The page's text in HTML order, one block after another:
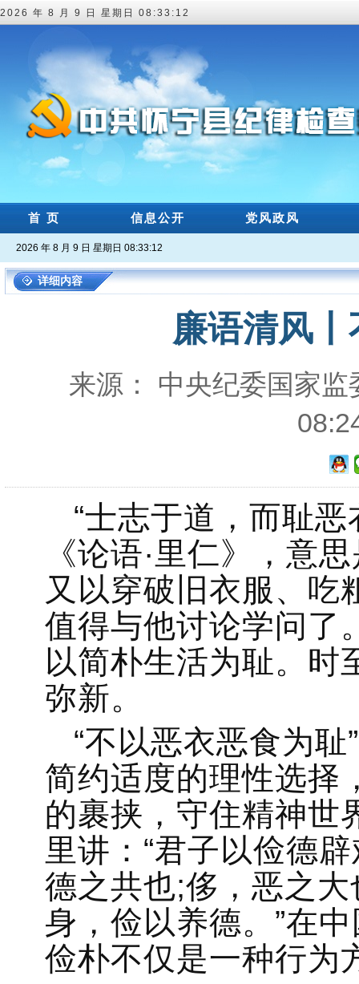
2026 年 8 月 9 日 星期日 08:33:13
首 页 信息公开 党风政风
2026 年 8 月 9 日 星期日 08:33:13
详细内容
廉语清风
来源： 中央纪委国家
“士志于道，而耻
《论语·里仁》，意
又以穿破旧衣服、吃
值得与他讨论学问了
以简朴生活为耻。时
弥新。
“不以恶衣恶食为
简约适度的理性选择
的裹挟，守住精神世
里讲：“君子以俭德
德之共也;侈，恶之大
身，俭以养德。”在
俭朴不仅是一种行为